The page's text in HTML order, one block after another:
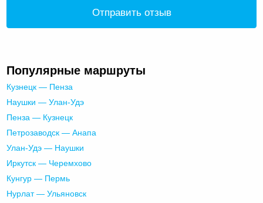
Отправить отзыв
Популярные маршруты
Кузнецк — Пенза
Наушки — Улан-Удэ
Пенза — Кузнецк
Петрозаводск — Анапа
Улан-Удэ — Наушки
Иркутск — Черемхово
Кунгур — Пермь
Нурлат — Ульяновск